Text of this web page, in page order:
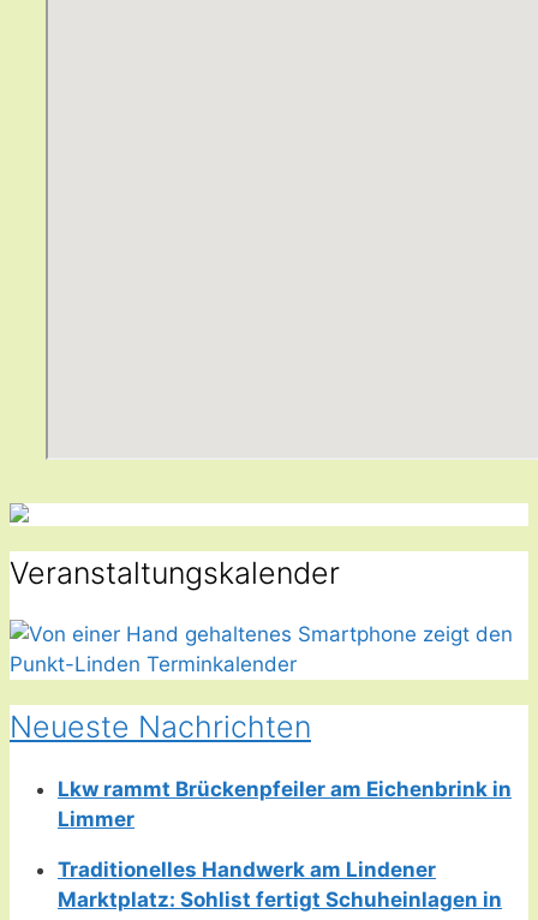
Veranstaltungskalender
Neueste Nachrichten
Lkw rammt Brückenpfeiler am Eichenbrink in
Limmer
Traditionelles Handwerk am Lindener
Marktplatz: Sohlist fertigt Schuheinlagen in